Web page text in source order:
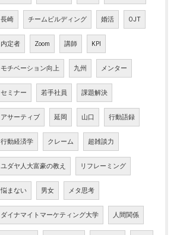
長崎 チームビルディング 婚活 OJT
内定者 Zoom 講師 KPI
モチベーション向上 九州 メンター
セミナー 若手社員 課題解決
アサーティブ 延岡 山口 行動語録
行動経済学 クレーム 超雑談力
ユダヤ人大富豪の教え リフレーミング
悩まない 男女 メタ思考
ダイナマイトマーケティング大学 人間関係